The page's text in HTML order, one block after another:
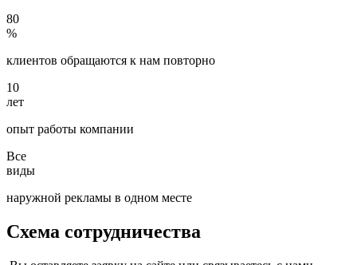
80
%
клиентов обращаются к нам повторно
10
лет
опыт работы компании
Все
виды
наружной рекламы в одном месте
Схема сотрудничества